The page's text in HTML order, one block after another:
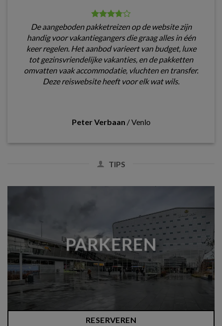
De aangeboden pakketreizen op de website zijn
handig voor vakantiegangers die graag alles in één
keer regelen. Het aanbod varieert van budget, luxe
tot gezinsvriendelijke vakanties, en de pakketten
omvatten vaak accommodatie, vluchten en transfer.
Deze reiswebsite heeft voor elk wat wils.
Peter Verbaan /Venlo
TIPS
PARKEREN
RESERVEREN